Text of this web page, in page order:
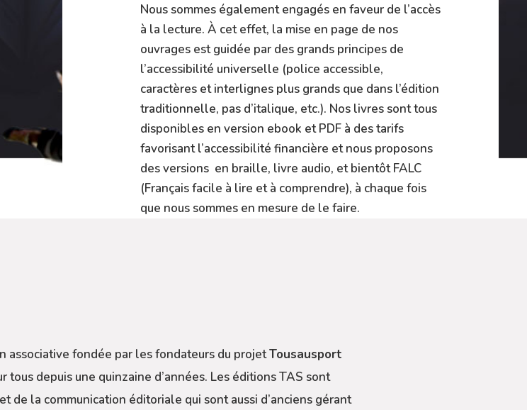
Nous sommes également engagés en faveur de l’accès
à la lecture. À cet effet, la mise en page de nos
ouvrages est guidée par des grands principes de
l’accessibilité universelle (police accessible,
caractères et interlignes plus grands que dans l’édition
traditionnelle, pas d’italique, etc.). Nos livres sont tous
disponibles en version ebook et PDF à des tarifs
favorisant l’accessibilité financière et nous proposons
des versions en braille, livre audio, et bientôt FALC
(Français facile à lire et à comprendre), à chaque fois
que nous sommes en mesure de le faire.
associative fondée par les fondateurs du projetTousausport
depuis une quinzaine d’années. Les éditions TAS sont
de la communication éditoriale qui sont aussi d’anciens gérant